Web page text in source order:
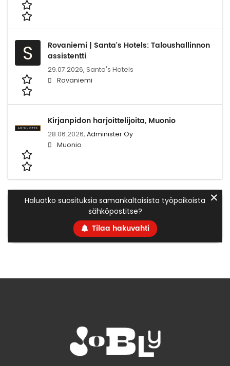
S
Rovaniemi | Santa's Hotels: Taloushallinnon
assistentti
29.07.2026, Santa's Hotels
Rovaniemi
Kirjanpidon harjoittelijoita, Muonio
28.06.2026, Administer Oy
Muonio
Haluatko suosituksia samankaltaisista työpaikoista
sähköpostitse?
Tilaa hakuvahti
✕